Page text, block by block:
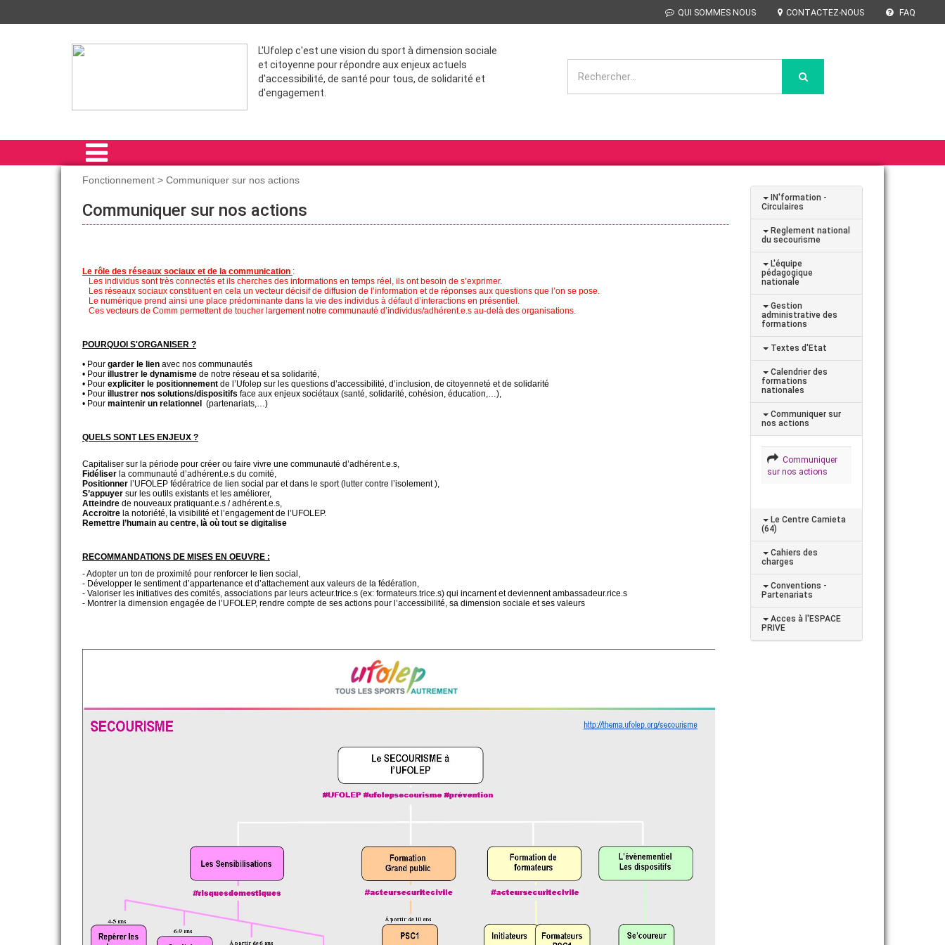
QUI SOMMES NOUS CONTACTEZ-NOUS FAQ
L'Ufolep c'est une vision du sport à dimension sociale
et citoyenne pour répondre aux enjeux actuels
d'accessibilité, de santé pour tous, de solidarité et
d'engagement.
SENSIBILISATIONS (- DE 10 ANS)
PSC
SST
FILIÈRE PÉDAGOGIQUE
FONCTIONNEMENT
ESPACE PRIVÉ
Fonctionnement > Communiquer sur nos actions
Communiquer sur nos actions
Le rôle des réseaux sociaux et de la communication :
Les individus sont très connectés et ils cherches des informations en temps réel, ils ont besoin de s’exprimer.
Les réseaux sociaux constituent en cela un vecteur décisif de diffusion de l’information et de réponses aux questions que l’on se pose.
Le numérique prend ainsi une place prédominante dans la vie des individus à défaut d’interactions en présentiel.
Ces vecteurs de Comm permettent de toucher largement notre communauté d’individus/adhérent.e.s au-delà des organisations.
POURQUOI S'ORGANISER ?
• Pour garder le lien avec nos communautés
• Pour illustrer le dynamisme de notre réseau et sa solidarité,
• Pour expliciter le positionnement de l’Ufolep sur les questions d’accessibilité, d’inclusion, de citoyenneté et de solidarité
• Pour illustrer nos solutions/dispositifs face aux enjeux sociétaux (santé, solidarité, cohésion, éducation,…),
• Pour maintenir un relationnel (partenariats,…)
QUELS SONT LES ENJEUX ?
Capitaliser sur la période pour créer ou faire vivre une communauté d’adhérent.e.s,
Fidéliser la communauté d’adhérent.e.s du comité,
Positionner l’UFOLEP fédératrice de lien social par et dans le sport (lutter contre l’isolement ),
S’appuyer sur les outils existants et les améliorer,
Atteindre de nouveaux pratiquant.e.s / adhérent.e.s,
Accroitre la notoriété, la visibilité et l’engagement de l’UFOLEP.
Remettre l’humain au centre, là où tout se digitalise
RECOMMANDATIONS DE MISES EN OEUVRE :
- Adopter un ton de proximité pour renforcer le lien social,
- Développer le sentiment d’appartenance et d’attachement aux valeurs de la fédération,
- Valoriser les initiatives des comités, associations par leurs acteur.trice.s (ex: formateurs.trice.s) qui incarnent et deviennent ambassadeur.rice.s
- Montrer la dimension engagée de l’UFOLEP, rendre compte de ses actions pour l’accessibilité, sa dimension sociale et ses valeurs
IN'formation -
Circulaires
Reglement national
du secourisme
L'équipe
pédagogique
nationale
Gestion
administrative des
formations
Textes d'Etat
Calendrier des
formations
nationales
Communiquer sur
nos actions
Communiquer
sur nos actions
Le Centre Camieta
(64)
Cahiers des
charges
Conventions -
Partenariats
Acces à l'ESPACE
PRIVE